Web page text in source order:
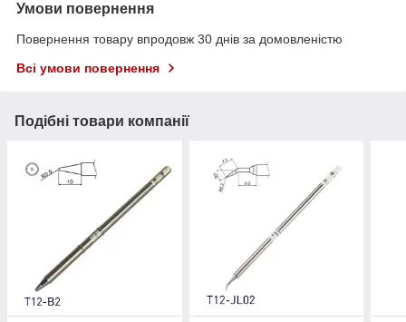
Умови повернення
Повернення товару впродовж 30 днів за домовленістю
Всі умови повернення
Подібні товари компанії